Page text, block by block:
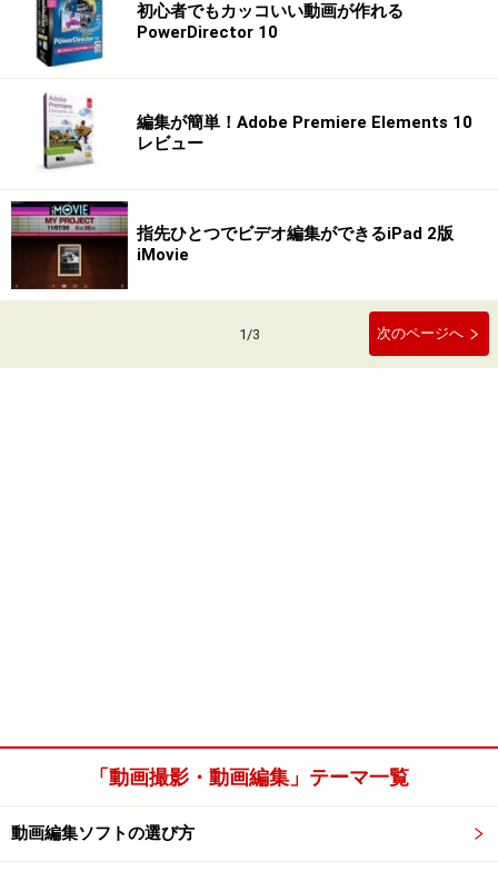
初心者でもカッコいい動画が作れる
PowerDirector 10
編集が簡単！Adobe Premiere Elements 10
レビュー
指先ひとつでビデオ編集ができるiPad 2版
iMovie
1/3 次のページへ
「動画撮影・動画編集」テーマ一覧
動画編集ソフトの選び方